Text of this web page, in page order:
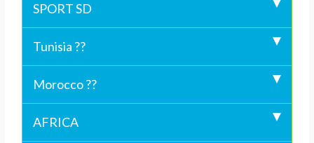
SPORT SD
Tunisia ??
Morocco ??
AFRICA